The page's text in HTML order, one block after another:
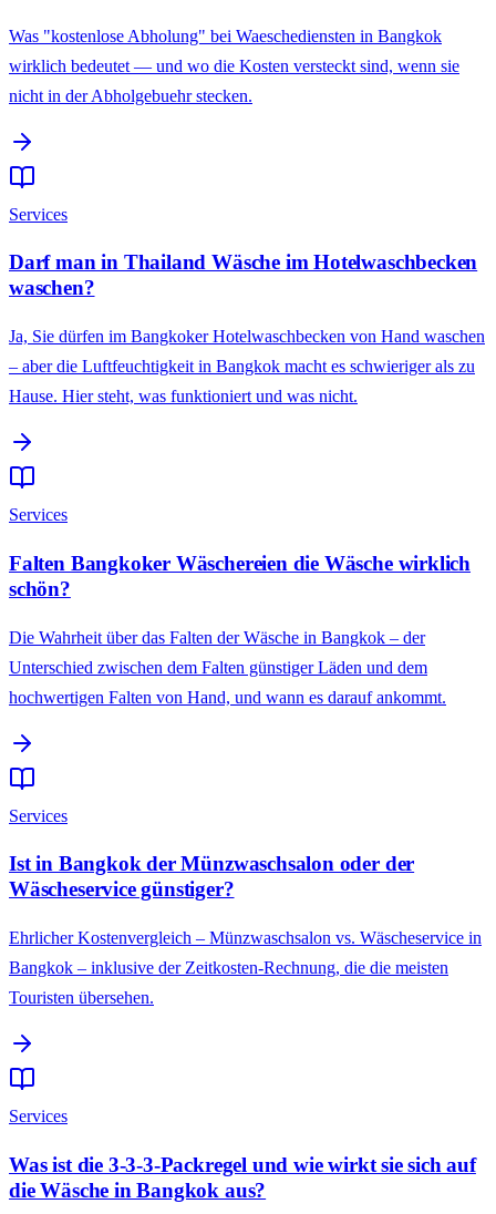
Was "kostenlose Abholung" bei Waeschediensten in Bangkok
wirklich bedeutet — und wo die Kosten versteckt sind, wenn sie
nicht in der Abholgebuehr stecken.
Services
Darf man in Thailand Wäsche im Hotelwaschbecken
waschen?
Ja, Sie dürfen im Bangkoker Hotelwaschbecken von Hand waschen
– aber die Luftfeuchtigkeit in Bangkok macht es schwieriger als zu
Hause. Hier steht, was funktioniert und was nicht.
Services
Falten Bangkoker Wäschereien die Wäsche wirklich
schön?
Die Wahrheit über das Falten der Wäsche in Bangkok – der
Unterschied zwischen dem Falten günstiger Läden und dem
hochwertigen Falten von Hand, und wann es darauf ankommt.
Services
Ist in Bangkok der Münzwaschsalon oder der
Wäscheservice günstiger?
Ehrlicher Kostenvergleich – Münzwaschsalon vs. Wäscheservice in
Bangkok – inklusive der Zeitkosten-Rechnung, die die meisten
Touristen übersehen.
Services
Was ist die 3-3-3-Packregel und wie wirkt sie sich auf
die Wäsche in Bangkok aus?